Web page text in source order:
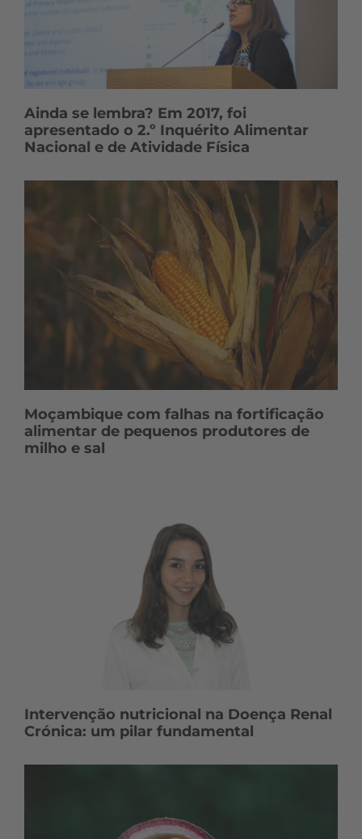
Ainda se lembra? Em 2017, foi
apresentado o 2.º Inquérito Alimentar
Nacional e de Atividade Física
Moçambique com falhas na fortificação
alimentar de pequenos produtores de
milho e sal
Intervenção nutricional na Doença Renal
Crónica: um pilar fundamental